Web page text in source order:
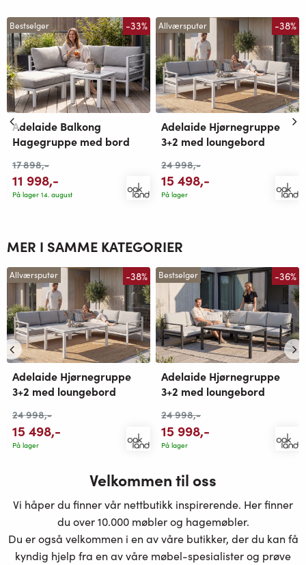
Bestselger -33%
Adelaide Balkong
Hagegruppe med bord
17 898,-
11 998,-
På lager 14. august
Allværsputer -38%
Adelaide Hjørnegruppe
3+2 med loungebord
24 998,-
15 498,-
På lager
MER I SAMME KATEGORIER
Allværsputer -38%
Adelaide Hjørnegruppe
3+2 med loungebord
24 998,-
15 498,-
På lager
Bestselger -36%
Adelaide Hjørnegruppe
3+2 med loungebord
24 998,-
15 998,-
På lager
Velkommen til oss
Vi håper du finner vår nettbutikk inspirerende. Her finner
du over 10.000 møbler og hagemøbler.
Du er også velkommen i en av våre butikker, der du kan få
kyndig hjelp fra en av våre møbel-spesialister og prøve